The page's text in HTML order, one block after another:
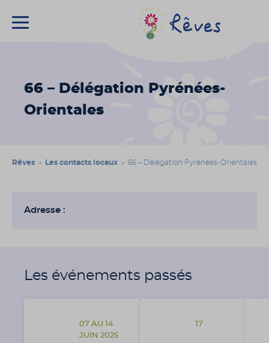
66 – Délégation Pyrénées-
Orientales
Rêves » Les contacts locaux » 66 – Délégation Pyrénées-Orientales
Adresse :
Les événements passés
07 AU 14
JUIN 2025
17